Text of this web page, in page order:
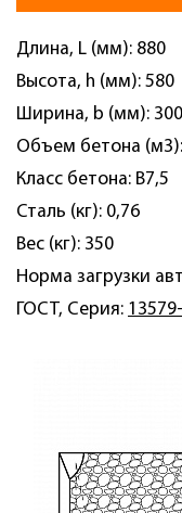
Длина, L (мм): 880
Высота, h (мм): 580
Ширина, b (мм): 300
Объем бетона
Класс бетона: В7,5
Сталь (кг): 0,76
Вес (кг): 350
Норма загрузки
ГОСТ, Серия: